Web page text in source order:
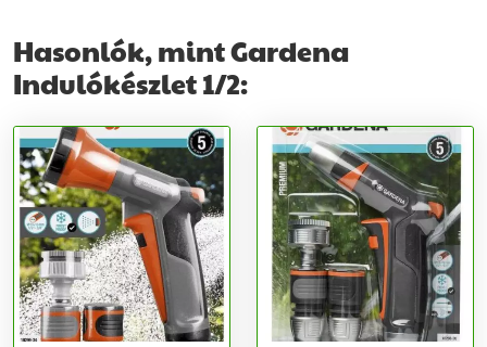
Hasonlók, mint Gardena
Indulókészlet 1/2: